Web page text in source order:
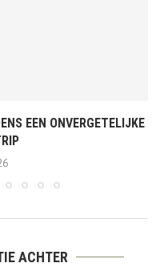
EEN ONVERGETELIJKE
ACHTER